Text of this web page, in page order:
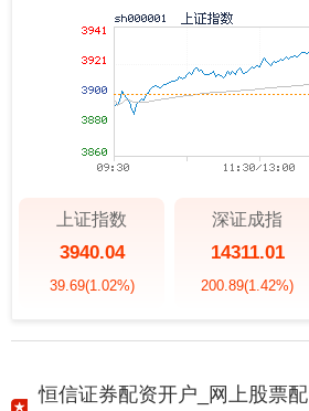
上证指数
3940.04
39.69(1.02%)
深证成指
14311.01
200.89(1.42%)
恒信证券配资开户_网上股票